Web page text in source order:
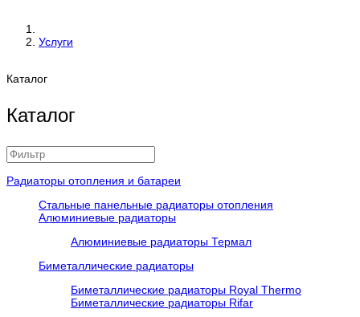
Услуги
Каталог
Каталог
Радиаторы отопления и батареи
Стальные панельные радиаторы отопления
Алюминиевые радиаторы
Алюминиевые радиаторы Термал
Биметаллические радиаторы
Биметаллические радиаторы Royal Thermo
Биметаллические радиаторы Rifar